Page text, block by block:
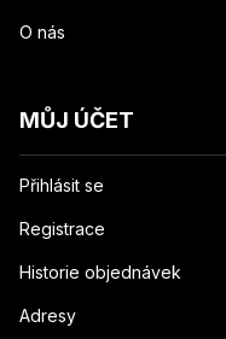
O nás
MŮJ ÚČET
Přihlásit se
Registrace
Historie objednávek
Adresy